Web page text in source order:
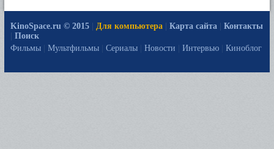
KinoSpace.ru © 2015 Для компьютера Карта сайта
Контакты
Поиск
Фильмы
Мультфильмы Сериалы Новости Интервью Киноблог